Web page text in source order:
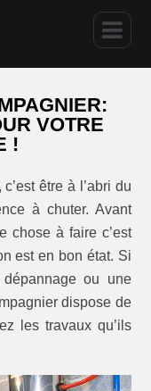
VOTRE
!
être à l’abri du
à chuter. Avant
chose à faire c’est
est en bon état. Si
ou une
dispose de
les travaux qu’ils